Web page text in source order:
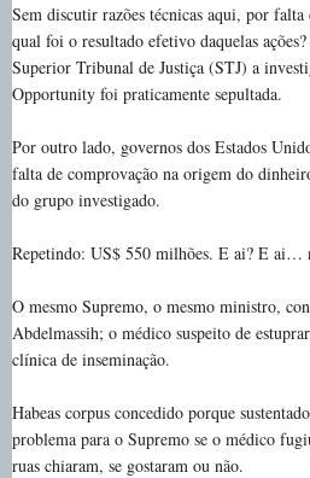
Sem discutir razões técnicas aqui, por
qual foi o resultado efetivo daquelas
Superior Tribunal de Justiça (STJ) a
Opportunity foi praticamente sepultada.
Por outro lado, governos dos Estados
falta de comprovação na origem do
do grupo investigado.
Repetindo: US$ 550 milhões. E ai? E ai…
O mesmo Supremo, o mesmo ministro,
Abdelmassih; o médico suspeito de
clínica de inseminação.
Habeas corpus concedido porque
problema para o Supremo se o médico
ruas chiaram, se gostaram ou não.